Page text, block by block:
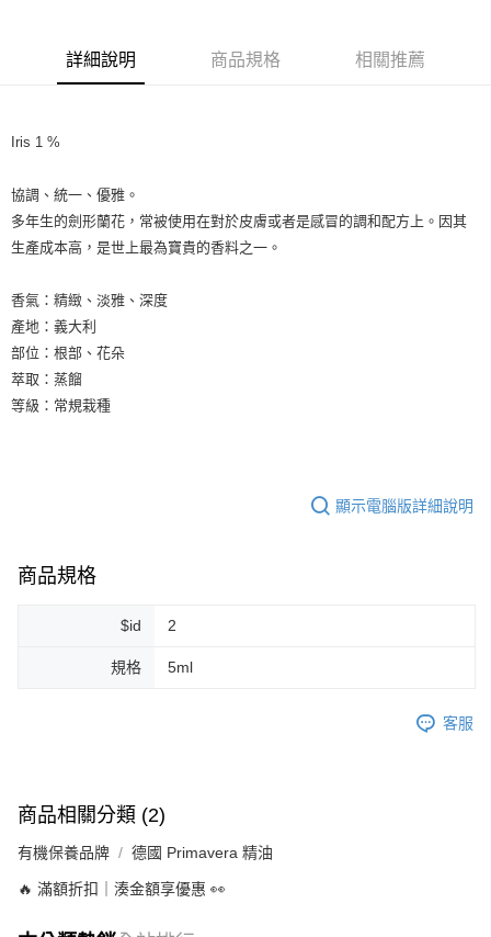
街口支付
Google Pay
ATM付款
運送方式
每筆NT$80，滿NT$999(含以上)免運費
全家純取貨 (先付款
每筆NT$80，滿NT$999(含以上)免運費
宅配
離島宅配（澎湖、金門、馬祖、小琉球）
每筆NT$250，滿NT$3,000(含以上)免運費
詳細說明 商品規格 相關推薦
Iris 1 %
協調、統一、優雅。
多年生的劍形蘭花，常被使用在對於皮膚或者是感冒的調和配方上。因其
生產成本高，是世上最為寶貴的香料之一。
香氣：精緻、淡雅、深度
產地：義大利
部位：根部、花朵
萃取：蒸餾
等級：常規栽種
顯示電腦版詳細說明
商品規格
$id 2
規格 5ml
客服
商品相關分類 (2)
有機保養品牌 德國 Primavera 精油
🔥 滿額折扣｜湊金額享優惠 👀